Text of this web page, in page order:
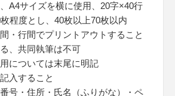
A4サイズを横に使用、20字×40行
枚程度とし、40枚以上70枚以内
・行間でプリントアウトすること
、共同執筆は不可
については末尾に明記
入すること
号・住所・氏名（ふりがな）・ペ